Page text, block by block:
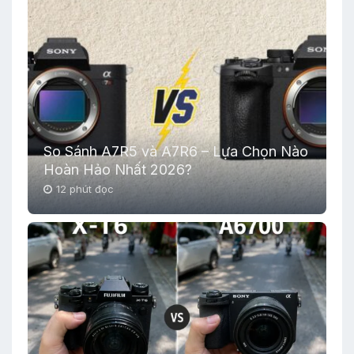
So Sánh A7R5 và A7R6 – Lựa Chọn Nào
Hoàn Hảo Nhất 2026?
12 phút đọc